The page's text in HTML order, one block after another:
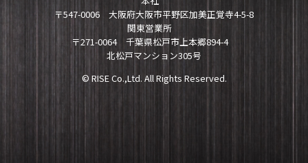
〒547-0006 大阪府大阪市平野区加美正覚寺4-5-8
関東営業所
〒271-0064 千葉県松戸市上本郷894-4
北松戸マンション305号
© RISE Co.,Ltd. All Rights Reserved.